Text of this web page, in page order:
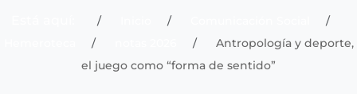
Antropología y deporte,
el juego como “forma de sentido”